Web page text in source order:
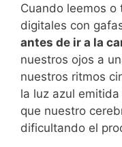
Cuando leemos
digitales con
antes de ir a la
nuestros ojos a
nuestros ritmos
la luz azul
que nuestro
dificultando el